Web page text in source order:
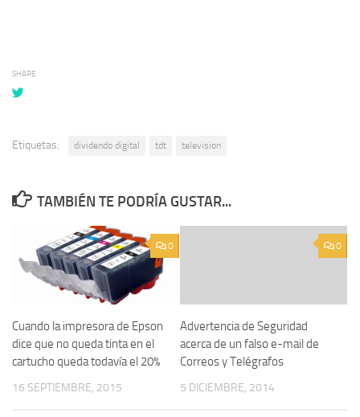
SHARE
Etiquetas: dividendo digital tdt television
TAMBIÉN TE PODRÍA GUSTAR...
0
Cuando la impresora de Epson
dice que no queda tinta en el
cartucho queda todavía el 20%
16 SEPTIEMBRE, 2015
0
Advertencia de Seguridad
acerca de un falso e-mail de
Correos y Telégrafos
5 DICIEMBRE, 2014